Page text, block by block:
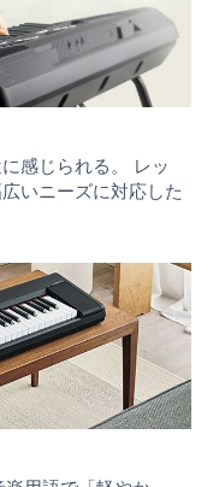
感じられる。 レッ
いニーズに対応した